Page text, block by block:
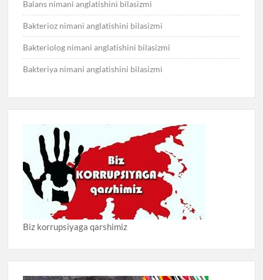
Balans nimani anglatishini bilasizmi
Bakterioz nimani anglatishini bilasizmi
Bakteriolog nimani anglatishini bilasizmi
Bakteriya nimani anglatishini bilasizmi
Biz korrupsiyaga qarshimiz